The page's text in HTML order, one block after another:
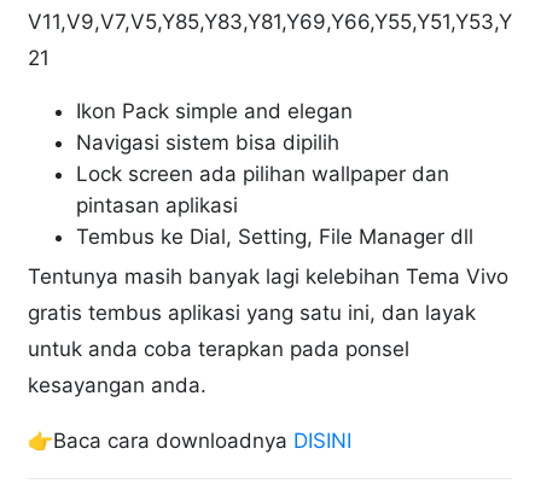
V11,V9,V7,V5,Y85,Y83,Y81,Y69,Y66,Y55,Y51,Y53,Y
21
Ikon Pack simple and elegan
Navigasi sistem bisa dipilih
Lock screen ada pilihan wallpaper dan
pintasan aplikasi
Tembus ke Dial, Setting, File Manager dll
Tentunya masih banyak lagi kelebihan Tema Vivo
gratis tembus aplikasi yang satu ini, dan layak
untuk anda coba terapkan pada ponsel
kesayangan anda.
👉Baca cara downloadnya DISINI